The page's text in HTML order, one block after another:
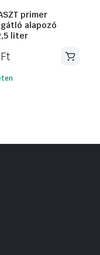
primer
alapozó
liter
Ft